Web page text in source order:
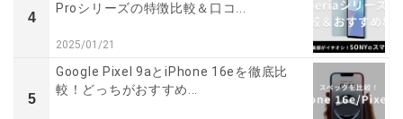
4
Proシリーズの特徴比較＆口コ...
2025/01/21
5
Google Pixel 9aとiPhone 16eを徹底比
較！どっちがおすすめ...